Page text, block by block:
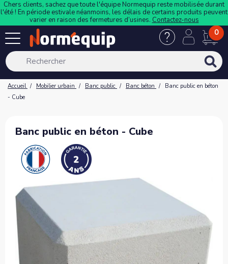
Chers clients, sachez que toute l'équipe Normequip reste mobilisée durant
l'été ! En période estivale néanmoins, les délais de certains produits peuvent
varier en raison des fermetures d’usines. Contactez-nous
0
Accueil Mobilier urbain Banc public Banc béton
Banc public en béton
- Cube
Banc public en béton - Cube